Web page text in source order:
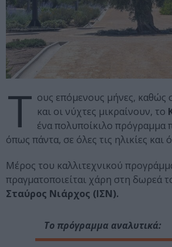
Τ ους επόμενους μήνες, καθώς
και οι νύχτες μικραίνουν, το
ένα πολυποίκιλο πρόγραμμα
όπως πάντα, σε όλες τις ηλικίες και
Μέρος του καλλιτεχνικού
πραγματοποιείται χάρη στη δωρεά
Σταύρος Νιάρχος (ΙΣΝ).
Το πρόγραμμα αναλυτικά: